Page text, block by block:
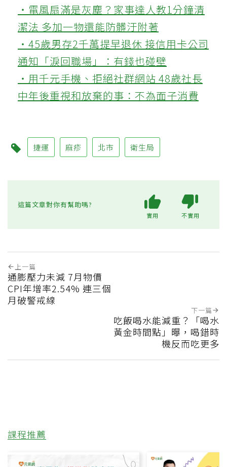
‧電風扇滿是灰塵？家事達人教1分鐘清
潔法 多加一物還能防髒汙附著
‧45歲男存2千萬提早退休 接信用卡公司
通知「淚回職場」：有錢也碰壁
‧用千元手機、拒絕社群網站 48歲社長
中年後重視和放棄的事：不為面子消費
捷運 麻疹 北市 衛生局
這篇文章對你有幫助嗎?
實用 不實用
上一篇
通膨壓力未減 7月物價
CPI年增率2.54% 連三個
月破警戒線
下一篇
吃飯喝水能減重？「喝水
黃金時間點」曝，喝錯時
機反而吃更多
課程推薦